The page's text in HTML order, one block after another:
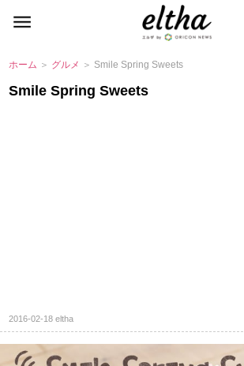
ホーム ＞ グルメ ＞ Smile Spring Sweets
Smile Spring Sweets
2016-02-18eltha